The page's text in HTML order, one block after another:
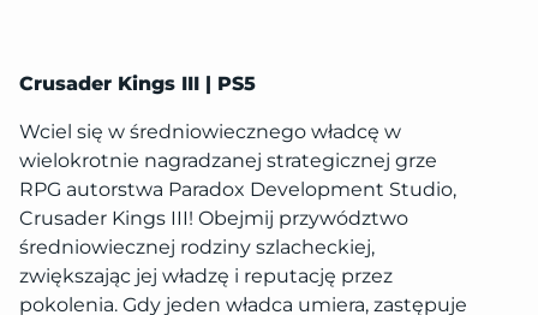
Crusader Kings III | PS5
Wciel się w średniowiecznego władcę w
wielokrotnie nagradzanej strategicznej grze
RPG autorstwa Paradox Development Studio,
Crusader Kings III! Obejmij przywództwo
średniowiecznej rodziny szlacheckiej,
zwiększając jej władzę i reputację przez
pokolenia. Gdy jeden władca umiera, zastępuje